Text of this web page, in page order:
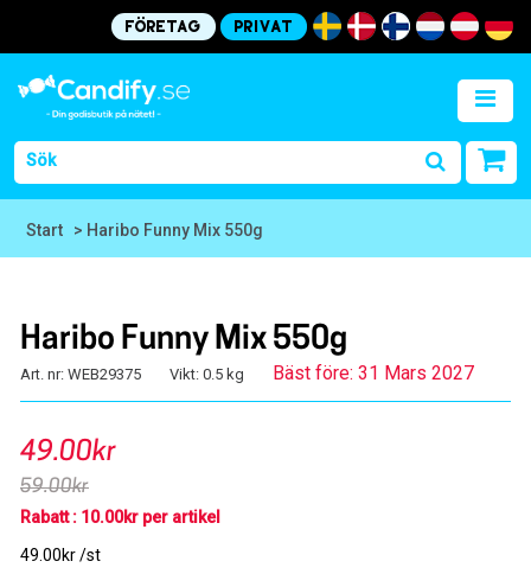
Företag Privat
Start > Haribo Funny Mix 550g
Haribo Funny Mix 550g
Art. nr: WEB29375 Vikt: 0.5 kg Bäst före: 31 Mars 2027
49.00kr
59.00kr
Rabatt : 10.00kr per artikel
49.00kr /st